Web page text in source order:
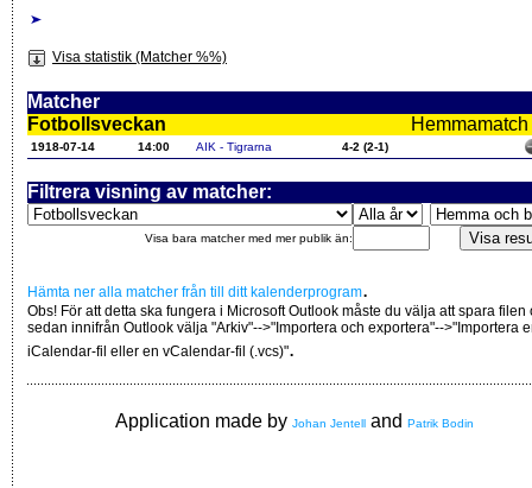
Visa statistik (Matcher %%)
Matcher
Fotbollsveckan
1918-07-14 14:00 AIK - Tigrarna 4-2 (2-1)
Filtrera visning av matcher:
Visa bara matcher med mer publik än:
Hämta ner alla matcher från till ditt kalenderprogram.
Obs! För att detta ska fungera i Microsoft Outlook måste du välja att spara filen
sedan innifrån Outlook välja "Arkiv"-->"Importera och exportera"-->"Importera
iCalendar-fil eller en vCalendar-fil (.vcs)".
Application made by Johan Jentell and Patrik Bodin